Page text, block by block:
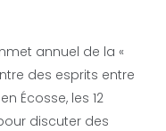
annuel de la «
des esprits entre
Écosse, les 12
discuter des